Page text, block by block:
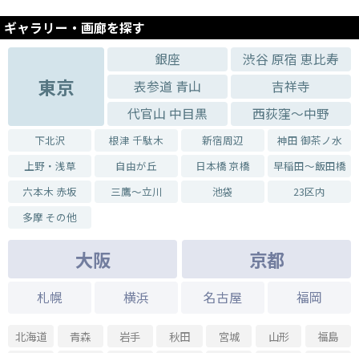
2019.02.05 - 2019.02.10
山本明日香 個展2019 in吉祥寺
2019.02.19 - 2019.02.24
手毬塾ウノ絵画教室展19in吉祥寺
『駅ナカのそばをすすりながら泣かないで』in吉祥寺
2018.09.18 - 2018.09.23
井上真友子展「1日、1日」
安藤光「-ドローイング細密画展-」2018
2018.03.27 - 2018.04.01
はんだきみこ展KIMIKO solo Exhibition2018 CLONE
所在不明 terukazu katagiri solo exhibition
〜木と水と土と〜 高瀬元彦・君枝 二人展
ギャラリー・画廊を探す
東京
銀座
渋谷 原宿 恵比寿
表参道 青山
吉祥寺
代官山 中目黒
西荻窪～中野
下北沢 根津 千駄木 新宿周辺
神田 御茶ノ水
上野・浅草
自由が丘 日本橋 京橋
早稲田～飯田橋
六本木 赤坂
三鷹～立川 池袋
23区内
多摩 その他
大阪 京都
札幌 横浜 名古屋 福岡
北海道 青森 岩手 秋田 宮城 山形
福島